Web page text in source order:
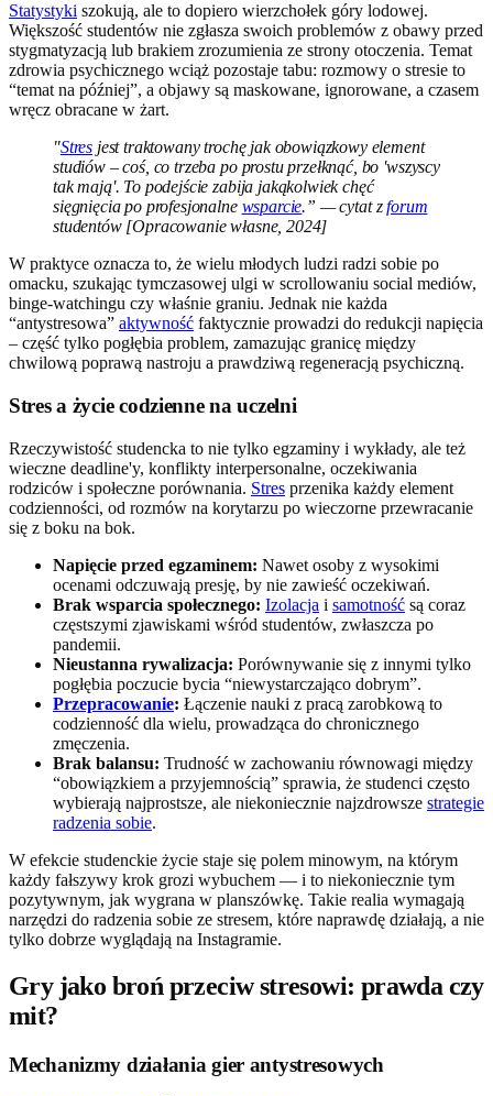
Statystyki szokują, ale to dopiero wierzchołek góry lodowej.
Większość studentów nie zgłasza swoich problemów z obawy przed
stygmatyzacją lub brakiem zrozumienia ze strony otoczenia. Temat
zdrowia psychicznego wciąż pozostaje tabu: rozmowy o stresie to
“temat na później”, a objawy są maskowane, ignorowane, a czasem
wręcz obracane w żart.
"Stres jest traktowany trochę jak obowiązkowy element
studiów – coś, co trzeba po prostu przełknąć, bo 'wszyscy
tak mają'. To podejście zabija jakąkolwiek chęć
sięgnięcia po profesjonalne wsparcie.” — cytat zforum
studentów [Opracowanie własne, 2024]
W praktyce oznacza to, że wielu młodych ludzi radzi sobie po
omacku, szukając tymczasowej ulgi w scrollowaniu social mediów,
binge-watchingu czy właśnie graniu. Jednak nie każda
“antystresowa” aktywność faktycznie prowadzi do redukcji napięcia
– część tylko pogłębia problem, zamazując granicę między
chwilową poprawą nastroju a prawdziwą regeneracją psychiczną.
Stres a życie codzienne na uczelni
Rzeczywistość studencka to nie tylko egzaminy i wykłady, ale też
wieczne deadline'y, konflikty interpersonalne, oczekiwania
rodziców i społeczne porównania. Stres przenika każdy element
codzienności, od rozmów na korytarzu po wieczorne przewracanie
się z boku na bok.
Napięcie przed egzaminem: Nawet osoby z wysokimi
ocenami odczuwają presję, by nie zawieść oczekiwań.
Brak wsparcia społecznego: Izolacja i samotność są coraz
częstszymi zjawiskami wśród studentów, zwłaszcza po
pandemii.
Nieustanna rywalizacja: Porównywanie się z innymi tylko
pogłębia poczucie bycia “niewystarczająco dobrym”.
Przepracowanie: Łączenie nauki z pracą zarobkową to
codzienność dla wielu, prowadząca do chronicznego
zmęczenia.
Brak balansu: Trudność w zachowaniu równowagi między
“obowiązkiem a przyjemnością” sprawia, że studenci często
wybierają najprostsze, ale niekoniecznie najzdrowsze strategie
radzenia sobie.
W efekcie studenckie życie staje się polem minowym, na którym
każdy fałszywy krok grozi wybuchem — i to niekoniecznie tym
pozytywnym, jak wygrana w planszówkę. Takie realia wymagają
narzędzi do radzenia sobie ze stresem, które naprawdę działają, a nie
tylko dobrze wyglądają na Instagramie.
Gry jako broń przeciw stresowi: prawda czy
mit?
Mechanizmy działania gier antystresowych